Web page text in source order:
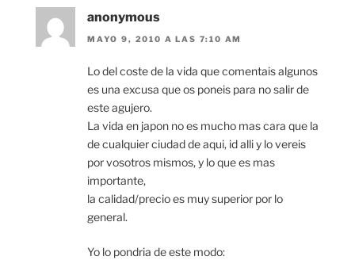
anonymous
MAYO 9, 2010 A LAS 7:10 AM
Lo del coste de la vida que comentais algunos
es una excusa que os poneis para no salir de
este agujero.
La vida en japon no es mucho mas cara que la
de cualquier ciudad de aqui, id alli y lo vereis
por vosotros mismos, y lo que es mas
importante,
la calidad/precio es muy superior por lo
general.
Yo lo pondria de este modo: